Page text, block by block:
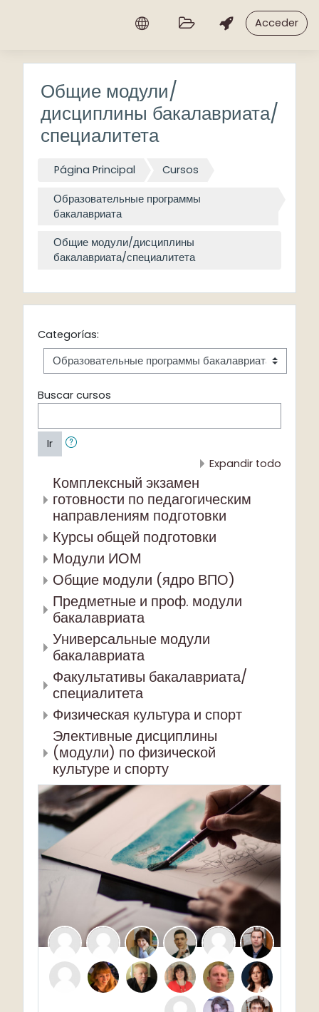
Acceder
Общие модули/
дисциплины бакалавриата/
специалитета
Página Principal Cursos
Образовательные программы
бакалавриата
Общие модули/дисциплины
бакалавриата/специалитета
Categorías:
Buscar cursos
Ir
Expandir todo
Комплексный экзамен
готовности по педагогическим
направлениям подготовки
Курсы общей подготовки
Модули ИОМ
Общие модули (ядро ВПО)
Предметные и проф. модули
бакалавриата
Универсальные модули
бакалавриата
Факультативы бакалавриата/
специалитета
Физическая культура и спорт
Элективные дисциплины
(модули) по физической
культуре и спорту